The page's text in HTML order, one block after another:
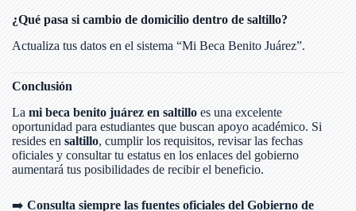
¿Qué pasa si cambio de domicilio dentro de saltillo?
Actualiza tus datos en el sistema “Mi Beca Benito Juárez”.
Conclusión
La mi beca benito juárez en saltillo es una excelente
oportunidad para estudiantes que buscan apoyo académico. Si
resides en saltillo, cumplir los requisitos, revisar las fechas
oficiales y consultar tu estatus en los enlaces del gobierno
aumentará tus posibilidades de recibir el beneficio.
➡️ Consulta siempre las fuentes oficiales del Gobierno de